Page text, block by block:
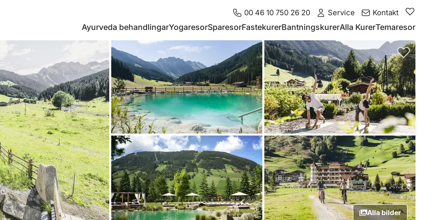
00 46 10 750 26 20 Service Kontakt
Ayurveda behandlingarYogaresorSparesorFastekurerBantningskurerAlla KurerTemaresor
Alla bilder